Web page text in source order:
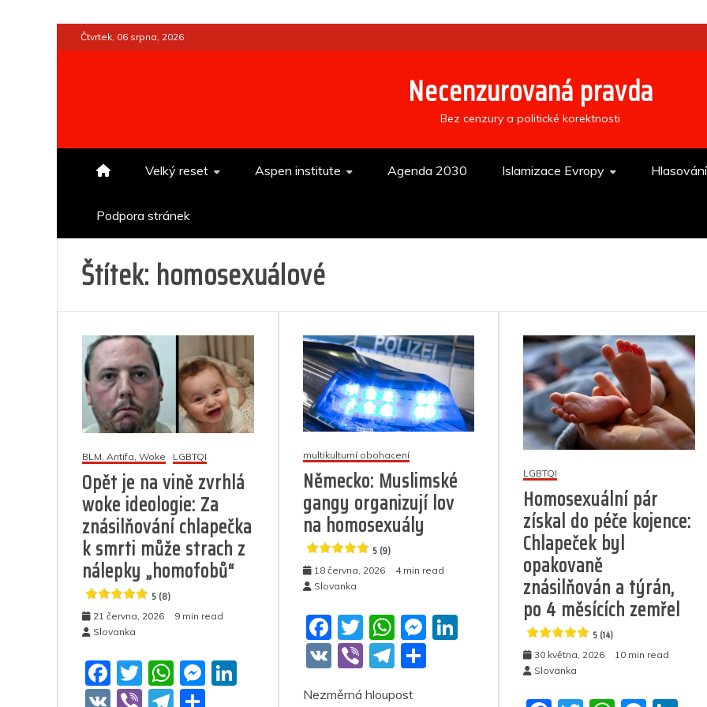
to
Čtvrtek, 06 srpna, 2026
Necenzurovaná pravda
Bez cenzury a politické korektnosti
Velký reset Aspen institute Agenda 2030 Islamizace Evropy
Podpora stránek
Štítek: homosexuálové
BLM, Antifa, Woke LGBTQI
Opět je na vině zvrhlá
woke ideologie: Za
znásilňování chlapečka
k smrti může strach z
nálepky „homofobů“
5 (8)
21 června, 2026
9 min read
Slovanka
F
a
T
w
W
h
M
multikulturní obohacení
Německo: Muslimské
gangy organizují lov
na homosexuály
5 (9)
18 června, 2026
4 min read
Slovanka
F
a
c
T
w
itt
W
h
at
M
e
ss
Li
V
K
Vi T S
Nezměrná hloupost
LGBTQI
Homosexuální pár
získal do péče kojence:
Chlapeček byl
opakovaně
znásilňován a týrán,
po 4 měsících zemřel
5 (14)
30 května, 2026
10 min read
Slovanka